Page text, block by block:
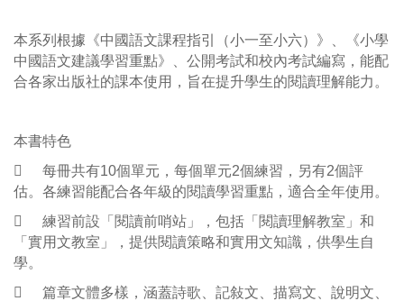
本系列根據《中國語文課程指引（小一至小六）》、《小學
中國語文建議學習重點》、公開考試和校內考試編寫，能配
合各家出版社的課本使用，旨在提升學生的閱讀理解能力。
本書特色

每冊共有10個單元，每個單元2個練習，另有2個評
估。各練習能配合各年級的閱讀學習重點，適合全年使用。

練習前設「閱讀前哨站」，包括「閱讀理解教室」和
「實用文教室」，提供閱讀策略和實用文知識，供學生自
學。

篇章文體多樣，涵蓋詩歌、記敍文、描寫文、說明文、